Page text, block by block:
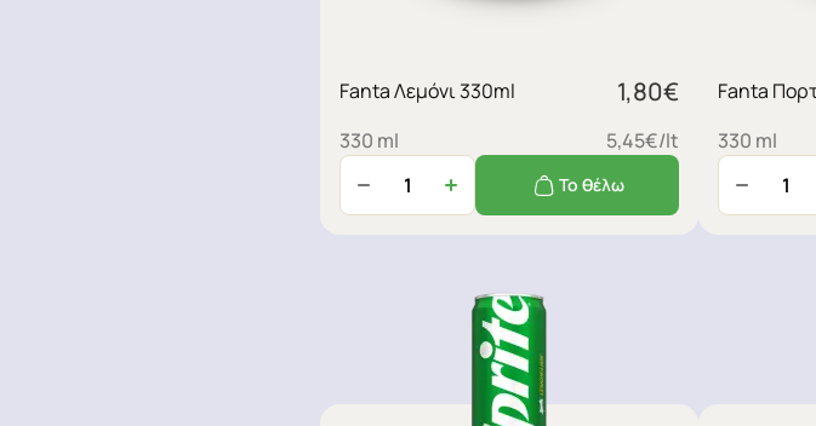
Fanta Λεμόνι 330ml 1,80€
330 ml 5,45€/lt
Το θέλω
Fanta
330 ml